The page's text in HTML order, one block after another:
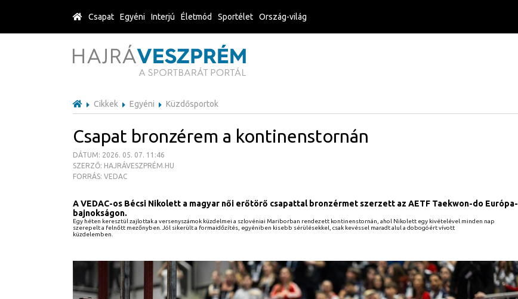
Cikkek Egyéni Küzdősportok
Csapat bronzérem a kontinenstornán
DÁTUM: 2026. 05. 07. 11:46
SZERZŐ: HAJRÁVESZPRÉM.HU
FORRÁS: VEDAC
A VEDAC-os Bécsi Nikolett a magyar női erőtörő csapattal bronzérmet szerzett az AETF Taekwon-do Európa-
bajnokságon.
Egy héten keresztül zajlottak a versenyszámok küzdelmei a szlovéniai Mariborban rendezett kontinenstornán, ahol Nikolett egy kivételével minden nap
szerepelt a felnőtt mezőnyben. Jól sikerült a formaidőzítés, egyéniben kisebb sérülésekkel, csak kevéssel maradt alul a dobogóért vívott
küzdelemben.
Csapat Egyéni Interjú Életmód Sportélet Ország-világ